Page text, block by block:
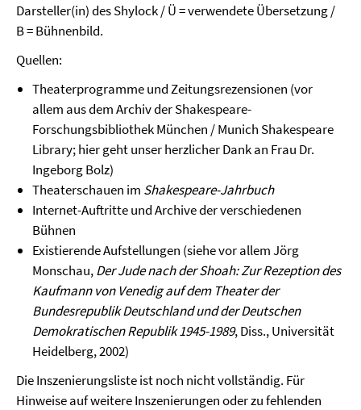
Darsteller(in) des Shylock / Ü = verwendete Übersetzung /
B = Bühnenbild.
Quellen:
Theaterprogramme und Zeitungsrezensionen (vor
allem aus dem Archiv der Shakespeare-
Forschungsbibliothek München / Munich Shakespeare
Library; hier geht unser herzlicher Dank an Frau Dr.
Ingeborg Bolz)
Theaterschauen im Shakespeare-Jahrbuch
Internet-Auftritte und Archive der verschiedenen
Bühnen
Existierende Aufstellungen (siehe vor allem Jörg
Monschau,Der Jude nach der Shoah: Zur Rezeption des
Kaufmann von Venedig auf dem Theater der
Bundesrepublik Deutschland und der Deutschen
Demokratischen Republik 1945-1989, Diss., Universität
Heidelberg, 2002)
Die Inszenierungsliste ist noch nicht vollständig. Für
Hinweise auf weitere Inszenierungen oder zu fehlenden